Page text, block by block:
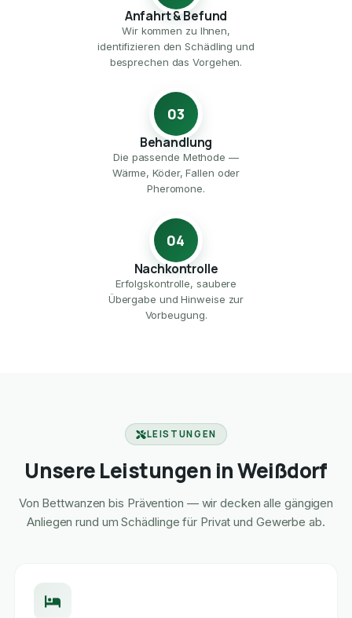
Anfahrt & Befund
Wir kommen zu Ihnen,
identifizieren den Schädling und
besprechen das Vorgehen.
03
Behandlung
Die passende Methode —
Wärme, Köder, Fallen oder
Pheromone.
04
Nachkontrolle
Erfolgskontrolle, saubere
Übergabe und Hinweise zur
Vorbeugung.
LEISTUNGEN
Unsere Leistungen in Weißdorf
Von Bettwanzen bis Prävention — wir decken alle gängigen
Anliegen rund um Schädlinge für Privat und Gewerbe ab.